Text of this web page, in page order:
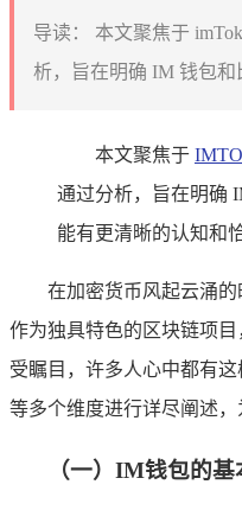
导读：
本文聚焦于
析，旨在明确 IM 钱包
本文聚焦于
通过分析，旨在明确
能有更清晰的认知和
在加密货币风起云涌的
作为独具特色的区块链项
受瞩目，许多人心中都有
等多个维度进行详尽阐述，
（一）IM钱包的基